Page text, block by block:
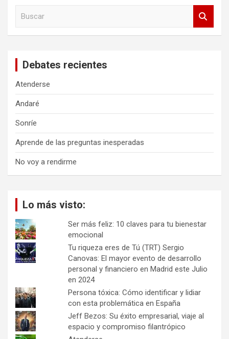
Debates recientes
Atenderse
Andaré
Sonríe
Aprende de las preguntas inesperadas
No voy a rendirme
Lo más visto:
Ser más feliz: 10 claves para tu bienestar
emocional
Tu riqueza eres de Tú (TRT) Sergio
Canovas: El mayor evento de desarrollo
personal y financiero en Madrid este Julio
en 2024
Persona tóxica: Cómo identificar y lidiar
con esta problemática en España
Jeff Bezos: Su éxito empresarial, viaje al
espacio y compromiso filantrópico